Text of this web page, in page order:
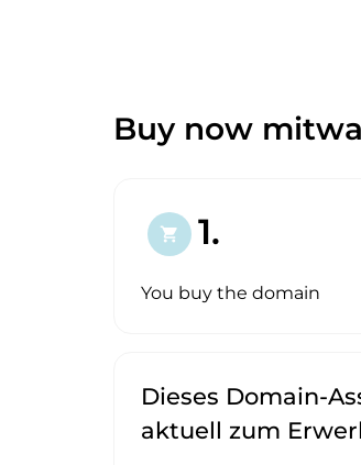
Buy now
shopping_cart 1.
You buy the domain
Dieses Domain-
aktuell zum